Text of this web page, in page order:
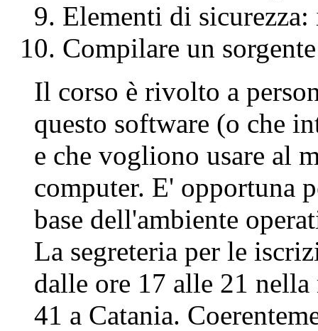
Elementi di
Compilare un sorgente
Il corso è rivolto a
questo software (o che
e che vogliono usare al
computer. E' opportuna
base dell'ambiente
La segreteria per le
dalle ore 17 alle 21
41 a Catania.